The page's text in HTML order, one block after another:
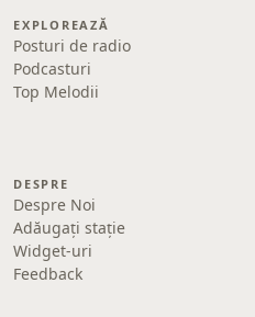
EXPLOREAZĂ
Posturi de radio
Podcasturi
Top Melodii
DESPRE
Despre Noi
Adăugați stație
Widget-uri
Feedback